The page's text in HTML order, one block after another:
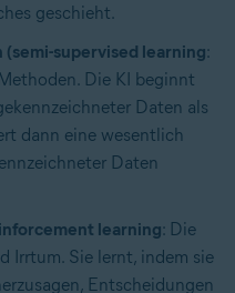
geschieht.
supervised learning:
Die KI beginnt
Daten als
dann eine wesentlich
Daten
learning: Die
Irrtum. Sie lernt, indem sie
Entscheidungen